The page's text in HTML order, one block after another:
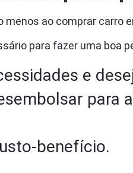
ao comprar carro
para fazer uma boa
e
para
benefício.